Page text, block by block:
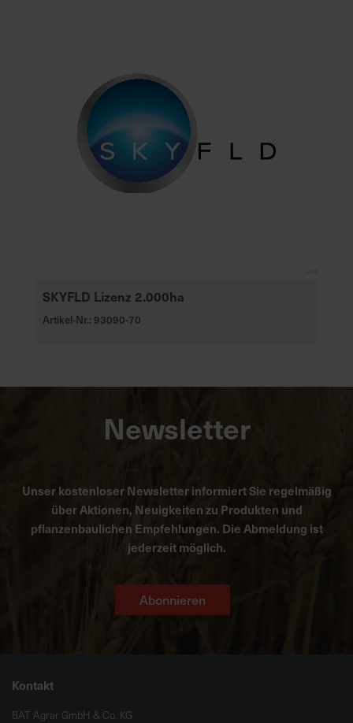
SKYFLD Lizenz 2.000ha
Artikel-Nr.: 93090-70
Newsletter
Unser kostenloser Newsletter informiert Sie regelmäßig
über Aktionen, Neuigkeiten zu Produkten und
pflanzenbaulichen Empfehlungen. Die Abmeldung ist
jederzeit möglich.
Abonnieren
Kontakt
BAT Agrar GmbH & Co. KG